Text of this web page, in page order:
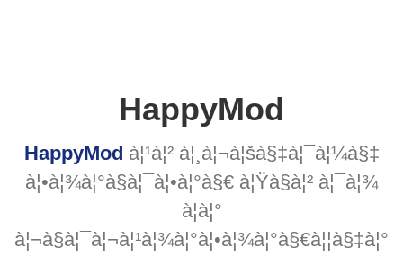
HappyMod
HappyMod à¦¹à¦² à¦¸à¦¬à¦šà§‡à¦¯à¦¼à§‡
à¦•à¦¾à¦°à§à¦¯à¦•à¦°à§€ à¦Ÿà§à¦² à¦¯à¦¾
à¦à¦°
à¦¬à§à¦¯à¦¬à¦¹à¦¾à¦°à¦•à¦¾à¦°à§€à¦¦à§‡à¦°